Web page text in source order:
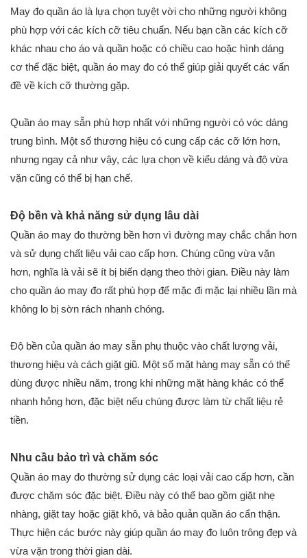
May đo quần áo là lựa chọn tuyệt vời cho những người không
phù hợp với các kích cỡ tiêu chuẩn. Nếu bạn cần các kích cỡ
khác nhau cho áo và quần hoặc có chiều cao hoặc hình dáng
cơ thể đặc biệt, quần áo may đo có thể giúp giải quyết các vấn
đề về kích cỡ thường gặp.
Quần áo may sẵn phù hợp nhất với những người có vóc dáng
trung bình. Một số thương hiệu có cung cấp các cỡ lớn hơn,
nhưng ngay cả như vậy, các lựa chọn về kiểu dáng và độ vừa
vặn cũng có thể bị hạn chế.
Độ bền và khả năng sử dụng lâu dài
Quần áo may đo thường bền hơn vì đường may chắc chắn hơn
và sử dụng chất liệu vải cao cấp hơn. Chúng cũng vừa vặn
hơn, nghĩa là vải sẽ ít bị biến dạng theo thời gian. Điều này làm
cho quần áo may đo rất phù hợp để mặc đi mặc lại nhiều lần mà
không lo bị sờn rách nhanh chóng.
Độ bền của quần áo may sẵn phụ thuộc vào chất lượng vải,
thương hiệu và cách giặt giũ. Một số mặt hàng may sẵn có thể
dùng được nhiều năm, trong khi những mặt hàng khác có thể
nhanh hỏng hơn, đặc biệt nếu chúng được làm từ chất liệu rẻ
tiền.
Nhu cầu bảo trì và chăm sóc
Quần áo may đo thường sử dụng các loại vải cao cấp hơn, cần
được chăm sóc đặc biệt. Điều này có thể bao gồm giặt nhẹ
nhàng, giặt tay hoặc giặt khô, và bảo quản quần áo cẩn thận.
Thực hiện các bước này giúp quần áo may đo luôn trông đẹp và
vừa vặn trong thời gian dài.